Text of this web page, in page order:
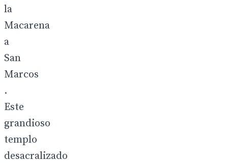
la
Macarena
a
San
Marcos
.
Este
grandioso
templo
desacralizado